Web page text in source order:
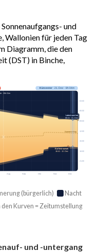
und
Wallonien für jeden Tag
Diagramm, die den
(DST) in Binche,
Aug Sep Okt Nov Dez
Sonnenmittag
03:00
06:00
09:00
12:00
15:00
18:00
21:00
Kürzester· 21. Dez · 8h 04m
· 15h 01m
Latest sunrise
08:41 · 31. Dez
Earliest sunset
16:41 · 12. Dez
(bürgerlich)
Nacht
Kurven = Zeitumstellung
und -untergang